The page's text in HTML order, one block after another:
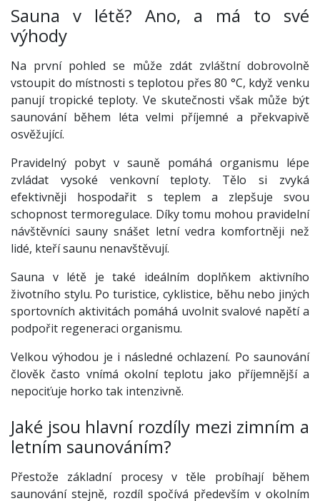
Sauna v létě? Ano, a má to své
výhody
Na první pohled se může zdát zvláštní dobrovolně
vstoupit do místnosti s teplotou přes 80 °C, když venku
panují tropické teploty. Ve skutečnosti však může být
saunování během léta velmi příjemné a překvapivě
osvěžující.
Pravidelný pobyt v sauně pomáhá organismu lépe
zvládat vysoké venkovní teploty. Tělo si zvyká
efektivněji hospodařit s teplem a zlepšuje svou
schopnost termoregulace. Díky tomu mohou pravidelní
návštěvníci sauny snášet letní vedra komfortněji než
lidé, kteří saunu nenavštěvují.
Sauna v létě je také ideálním doplňkem aktivního
životního stylu. Po turistice, cyklistice, běhu nebo jiných
sportovních aktivitách pomáhá uvolnit svalové napětí a
podpořit regeneraci organismu.
Velkou výhodou je i následné ochlazení. Po saunování
člověk často vnímá okolní teplotu jako příjemnější a
nepociťuje horko tak intenzivně.
Jaké jsou hlavní rozdíly mezi zimním a
letním saunováním?
Přestože základní procesy v těle probíhají během
saunování stejně, rozdíl spočívá především v okolním